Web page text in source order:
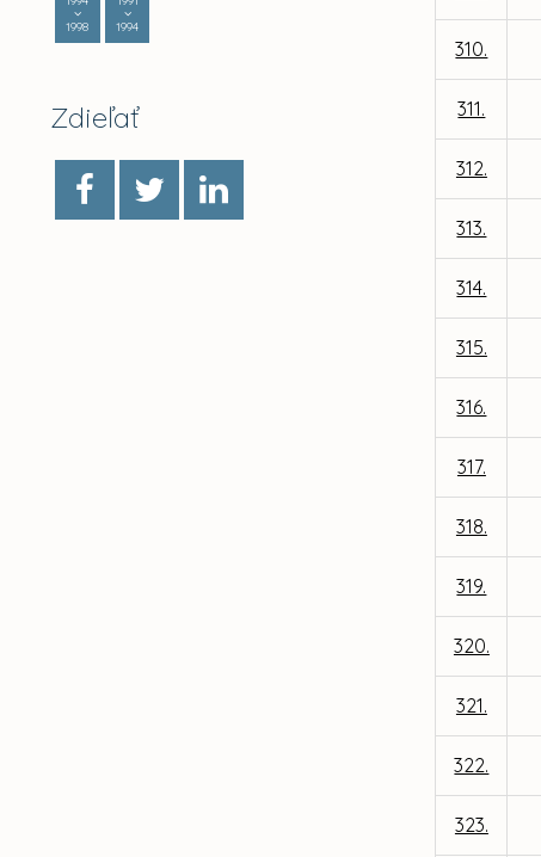
1998
1994
Zdieľať
310.
311.
312.
313.
314.
315.
316.
317.
318.
319.
320.
321.
322.
323.